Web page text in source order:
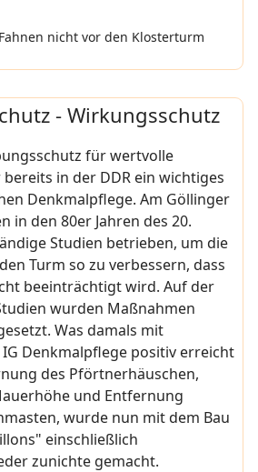
nicht vor den Klosterturm
- Wirkungsschutz
für wertvolle
in der DDR ein wichtiges
Denkmalpflege. Am Göllinger
in den 80er Jahren des 20.
Studien betrieben, um die
Turm so zu verbessern, dass
beeinträchtigt wird. Auf der
wurden Maßnahmen
Was damals mit
Denkmalpflege positiv erreicht
des Pförtnerhäuschen,
und Entfernung
wurde nun mit dem Bau
einschließlich
zunichte gemacht.